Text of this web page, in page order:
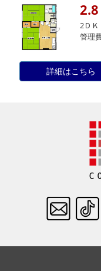
2.8
2ＤＫ
管理
詳細はこちら